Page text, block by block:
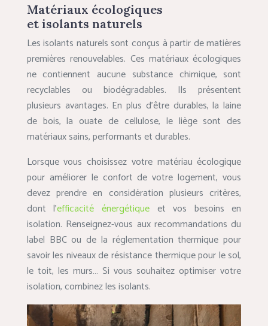
Matériaux écologiques
et isolants naturels
Les isolants naturels sont conçus à partir de matières
premières renouvelables. Ces matériaux écologiques
ne contiennent aucune substance chimique, sont
recyclables ou biodégradables. Ils présentent
plusieurs avantages. En plus d’être durables, la laine
de bois, la ouate de cellulose, le liège sont des
matériaux sains, performants et durables.
Lorsque vous choisissez votre matériau écologique
pour améliorer le confort de votre logement, vous
devez prendre en considération plusieurs critères,
dont l’efficacité énergétiqueet vos besoins en
isolation. Renseignez-vous aux recommandations du
label BBC ou de la réglementation thermique pour
savoir les niveaux de résistance thermique pour le sol,
le toit, les murs… Si vous souhaitez optimiser votre
isolation, combinez les isolants.